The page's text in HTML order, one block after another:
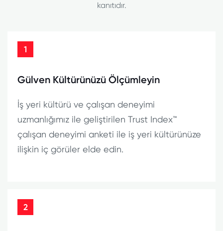
kanıtıdır.
1
Gülven Kültürünüzü Ölçümleyin
İş yeri kültürü ve çalışan deneyimi
uzmanlığımız ile geliştirilen Trust Index™
çalışan deneyimi anketi ile iş yeri kültürünüze
ilişkin iç görüler elde edin.
2